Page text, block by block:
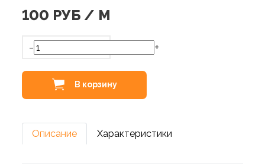
100 РУБ / М
- +
В корзину
Описание Характеристики